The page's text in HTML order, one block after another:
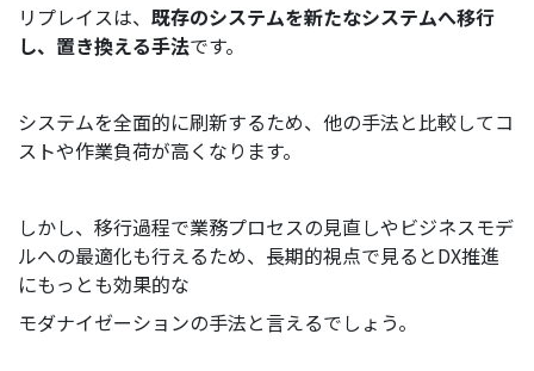
リプレイスは、 既存のシステムを新たなシステムへ移行
し、置き換える手法です。
システムを全面的に刷新するため、他の手法と比較してコ
ストや作業負荷が高くなります。
しかし、移行過程で業務プロセスの見直しやビジネスモデ
ルへの最適化も行えるため、長期的視点で見るとDX推進
にもっとも効果的な
モダナイゼーショ ンの手法と言えるでしょう。